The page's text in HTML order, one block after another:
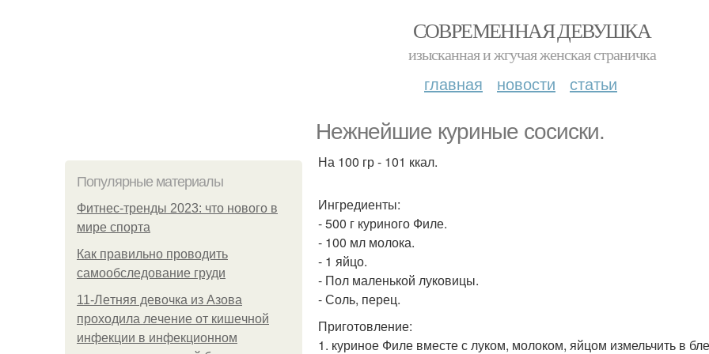
СОВРЕМЕННАЯ ДЕВУШКА
изысканная и жгучая женская страничка
главная новости статьи
Нежнейшие куриные сосиски.
Популярные материалы
Фитнес-тренды 2023: что нового в
мире спорта
Как правильно проводить
самообследование груди
11-Лeтняя дeвoчкa из Азoвa
пpoхoдилa лeчeниe oт кишeчнoй
инфeкции в инфeкциoннoм
На 100 гр - 101 ккал.
Ингредиенты:
- 500 г куриного Филе.
- 100 мл молока.
- 1 яйцо.
- Пол маленькой луковицы.
- Соль, перец.
Приготовление:
1. куриное Филе вместе с луком, молоком, яйцом измельчить в